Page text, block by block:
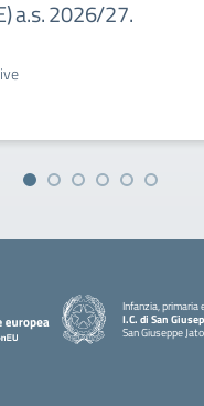
a.s. 2026/27.
Infanzia, primaria
I.C. di San
San Giuseppe